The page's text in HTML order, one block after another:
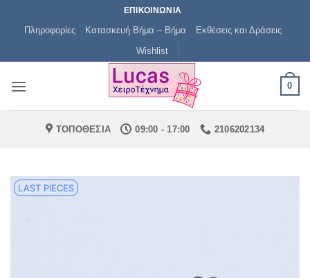
ΕΠΙΚΟΙΝΩΝΙΑ
Πληροφορίες Κατασκευή Βήμα – Βήμα
Εκθέσεις και Δράσεις
Wishlist
0
ΤΟΠΟΘΕΣΙΑ 09:00 - 17:00 2106202134
LAST PIECES